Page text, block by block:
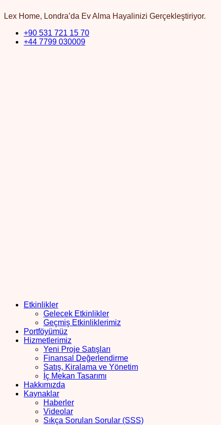
Lex Home, Londra’da Ev Alma Hayalinizi Gerçekleştiriyor.
+90 531 721 15 70
+44 7799 030009
Etkinlikler
Gelecek Etkinlikler
Geçmiş Etkinliklerimiz
Portföyümüz
Hizmetlerimiz
Yeni Proje Satışları
Finansal Değerlendirme
Satış, Kiralama ve Yönetim
İç Mekan Tasarımı
Hakkımızda
Kaynaklar
Haberler
Videolar
Sıkça Sorulan Sorular (SSS)